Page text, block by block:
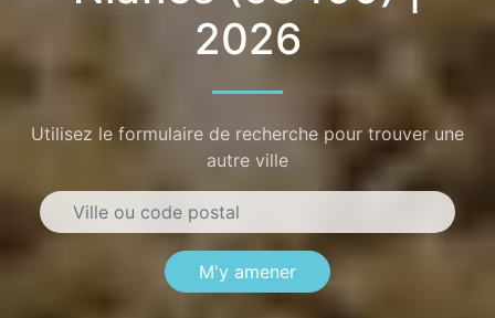
2026
Utilisez le formulaire de recherche pour trouver une
autre ville
M'y amener